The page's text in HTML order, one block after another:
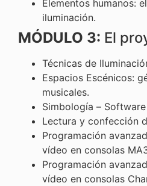
Elementos humanos:
iluminación.
MÓDULO 3: El
Técnicas de
Espacios Escénicos:
musicales.
Simbología – Software
Lectura y confección
Programación
vídeo en consolas
Programación
vídeo en consolas